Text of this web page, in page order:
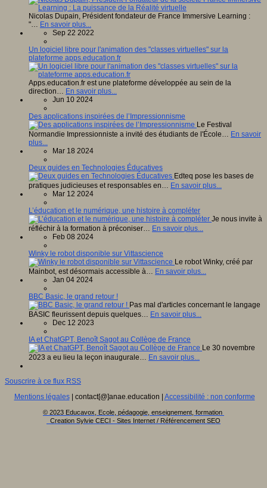
Nicolas Dupain, Président fondateur de France Immersive Learning :
"… En savoir plus...
Sep 22 2022
Un logiciel libre pour l'animation des "classes virtuelles" sur la
plateforme apps.education.fr
Apps.education.fr est une plateforme développée au sein de la
direction… En savoir plus...
Jun 10 2024
Des applications inspirées de l’Impressionnisme
Le Festival
Normandie Impressionniste a invité des étudiants de l'École… En savoir
plus...
Mar 18 2024
Deux guides en Technologies Éducatives
Edteq pose les bases de
pratiques judicieuses et responsables en… En savoir plus...
Mar 12 2024
L’éducation et le numérique, une histoire à compléter
Je nous invite à
réfléchir à la formation à préconiser… En savoir plus...
Feb 08 2024
Winky le robot disponible sur Vittascience
Le robot Winky, créé par
Mainbot, est désormais accessible à… En savoir plus...
Jan 04 2024
BBC Basic, le grand retour !
Pas mal d'articles concernant le langage
BASIC fleurissent depuis quelques… En savoir plus...
Dec 12 2023
IA et ChatGPT, Benoît Sagot au Collège de France
Le 30 novembre
2023 a eu lieu la leçon inaugurale… En savoir plus...
Souscrire à ce flux RSS
Mentions légales| contact[@]anae.education | Accessibilité : non conforme
© 2023 Educavox, Ecole, pédagogie, enseignement, formation
Creation Sylvie CECI - Sites Internet / Référencement SEO